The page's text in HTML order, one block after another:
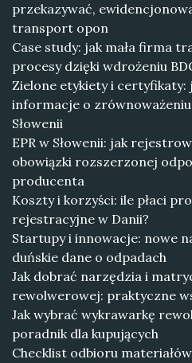
przekazywać,
transport opon
Case study: jak mała firma
procesy dzięki wdrożeniu
Zielone etykiety i certyfikaty:
informacje o
Słowenii
EPR w Słowenii: jak
obowiązki rozszerzonej
producenta
Koszty i korzyści: ile płaci
rejestracyjne w Danii?
Startupy i innowacje: nowe
duńskie dane o odpadach
Jak dobrać narzędzia i
rewolwerowej: praktyczne
Jak wybrać wykrawarkę
poradnik dla kupujących
Checklist odbioru